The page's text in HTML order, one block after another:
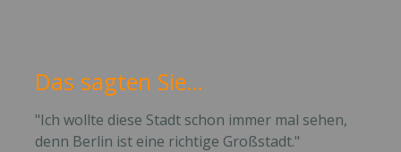
Das sagten Sie…
"Ich wollte diese Stadt schon immer mal sehen,
denn Berlin ist eine richtige Großstadt."